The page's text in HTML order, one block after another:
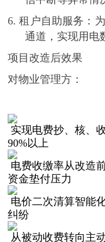
6.租户自助服务 ：
通道，实现用电
项目改造后效果
对物业管理方：
实现电费抄、核、
90%以上
电费收缴率从改造
资金垫付压力
电价二次清算智能
纠纷
从被动收费转向主